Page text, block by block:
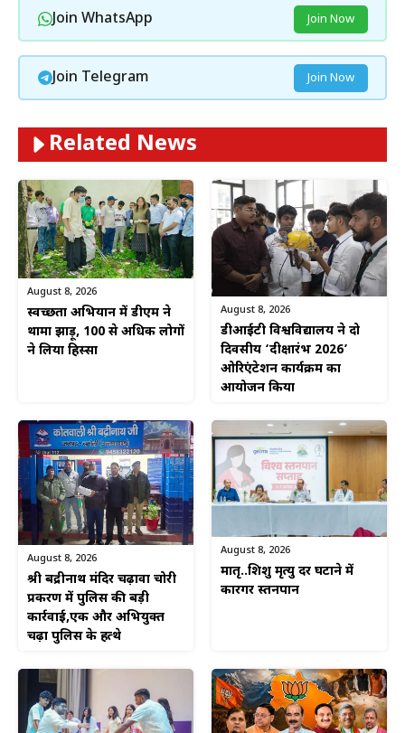
Join WhatsApp Join Now
Join Telegram Join Now
Related News
August 8, 2026
स्वच्छता अभियान में डीएम ने
थामा झाड़ू, 100 से अधिक लोगों
ने लिया हिस्सा
August 8, 2026
डीआईटी विश्वविद्यालय ने दो
दिवसीय ‘दीक्षारंभ 2026’
ओरिएंटेशन कार्यक्रम का
आयोजन किया
August 8, 2026
श्री बद्रीनाथ मंदिर चढ़ावा चोरी
प्रकरण में पुलिस की बड़ी
कार्रवाई,एक और अभियुक्त
चढ़ा पुलिस के हत्थे
August 8, 2026
मातृ..शिशु मृत्यु दर घटाने में
कारगर स्तनपान